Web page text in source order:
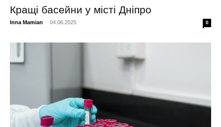
Кращі басейни у місті Дніпро
Inna Mamian - 04.06.2025 0